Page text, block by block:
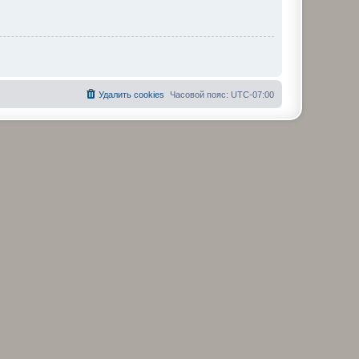
Часовой пояс: UTC-07:00
Удалить cookies